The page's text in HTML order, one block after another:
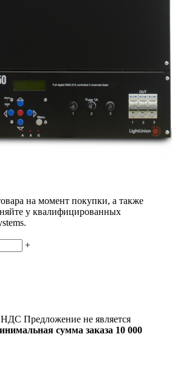
на момент покупки, а также
у квалифицированных
+
НДС Предложение не является
сумма заказа 10 000